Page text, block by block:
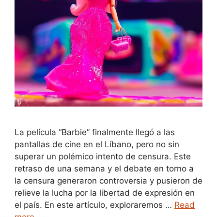
La película “Barbie” finalmente llegó a las
pantallas de cine en el Líbano, pero no sin
superar un polémico intento de censura. Este
retraso de una semana y el debate en torno a
la censura generaron controversia y pusieron de
relieve la lucha por la libertad de expresión en
el país. En este artículo, exploraremos … Read